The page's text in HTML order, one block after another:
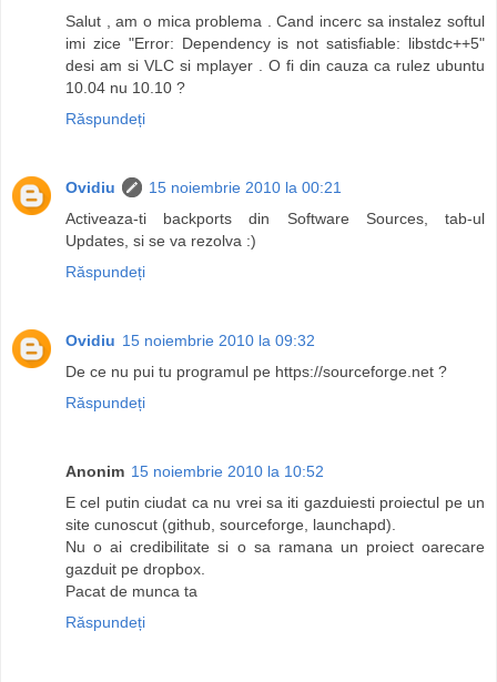
Salut , am o mica problema . Cand incerc sa instalez softul
imi zice "Error: Dependency is not satisfiable: libstdc++5"
desi am si VLC si mplayer . O fi din cauza ca rulez ubuntu
10.04 nu 10.10 ?
Răspundeți
Ovidiu
15 noiembrie 2010 la 00:21
Activeaza-ti backports din Software Sources, tab-ul
Updates, si se va rezolva :)
Răspundeți
Ovidiu 15 noiembrie 2010 la 09:32
De ce nu pui tu programul pe https://sourceforge.net ?
Răspundeți
Anonim 15 noiembrie 2010 la 10:52
E cel putin ciudat ca nu vrei sa iti gazduiesti proiectul pe un
site cunoscut (github, sourceforge, launchapd).
Nu o ai credibilitate si o sa ramana un proiect oarecare
gazduit pe dropbox.
Pacat de munca ta
Răspundeți